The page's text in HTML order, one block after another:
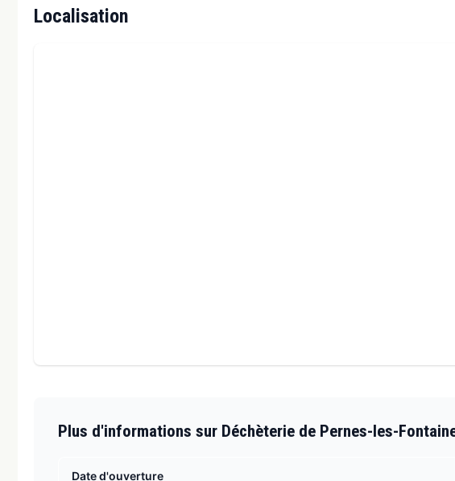
Localisation
Plus d'informations sur Déchèterie de Pernes-les-
Date d'ouverture